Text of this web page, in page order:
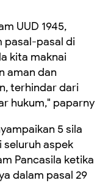
UUD 1945,
pasal-pasal di
kita maknai
aman dan
terhindar dari
hukum," paparny
5 sila
seluruh aspek
Pancasila ketika
dalam pasal 29